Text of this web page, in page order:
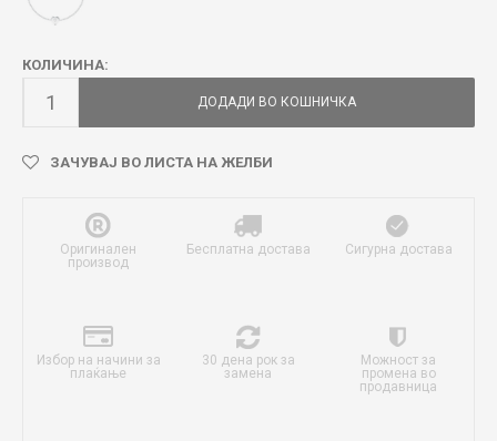
КОЛИЧИНА:
ДОДАДИ ВО КОШНИЧКА
ЗАЧУВАЈ ВО ЛИСТА НА ЖЕЛБИ
Оригинален
производ
Бесплатна достава Сигурна достава
Избор на начини за
плаќање
30 дена рок за
замена
Можност за
промена во
продавница